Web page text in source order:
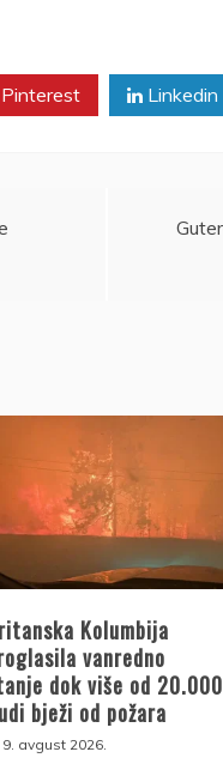
Pinterest Linkedin
Kolumbija
vanredno
dok više od 20.000
bježi od požara
9. avgust 2026.